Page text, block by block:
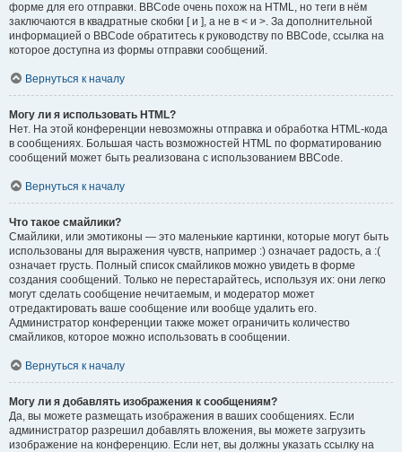
форме для его отправки. BBCode очень похож на HTML, но теги в нём
заключаются в квадратные скобки [ и ], а не в < и >. За дополнительной
информацией о BBCode обратитесь к руководству по BBCode, ссылка на
которое доступна из формы отправки сообщений.
Вернуться к началу
Могу ли я использовать HTML?
Нет. На этой конференции невозможны отправка и обработка HTML-кода
в сообщениях. Большая часть возможностей HTML по форматированию
сообщений может быть реализована с использованием BBCode.
Вернуться к началу
Что такое смайлики?
Смайлики, или эмотиконы — это маленькие картинки, которые могут быть
использованы для выражения чувств, например :) означает радость, а :(
означает грусть. Полный список смайликов можно увидеть в форме
создания сообщений. Только не перестарайтесь, используя их: они легко
могут сделать сообщение нечитаемым, и модератор может
отредактировать ваше сообщение или вообще удалить его.
Администратор конференции также может ограничить количество
смайликов, которое можно использовать в сообщении.
Вернуться к началу
Могу ли я добавлять изображения к сообщениям?
Да, вы можете размещать изображения в ваших сообщениях. Если
администратор разрешил добавлять вложения, вы можете загрузить
изображение на конференцию. Если нет, вы должны указать ссылку на